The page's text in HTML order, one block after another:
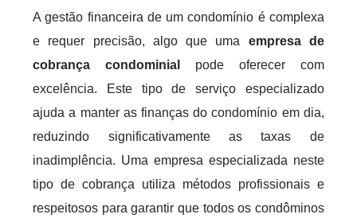
A gestão financeira de um condomínio é complexa
e requer precisão, algo que uma empresa de
cobrança condominial
pode oferecer com
excelência. Este tipo de serviço especializado
ajuda a manter as finanças do condomínio em dia,
reduzindo significativamente as taxas de
inadimplência. Uma empresa especializada neste
tipo de cobrança utiliza métodos profissionais e
respeitosos para garantir que todos os condôminos